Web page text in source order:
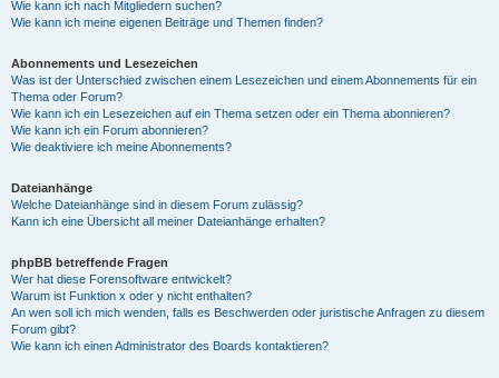
Wie kann ich nach Mitgliedern suchen?
Wie kann ich meine eigenen Beiträge und Themen finden?
Abonnements und Lesezeichen
Was ist der Unterschied zwischen einem Lesezeichen und einem Abonnements für ein
Thema oder Forum?
Wie kann ich ein Lesezeichen auf ein Thema setzen oder ein Thema abonnieren?
Wie kann ich ein Forum abonnieren?
Wie deaktiviere ich meine Abonnements?
Dateianhänge
Welche Dateianhänge sind in diesem Forum zulässig?
Kann ich eine Übersicht all meiner Dateianhänge erhalten?
phpBB betreffende Fragen
Wer hat diese Forensoftware entwickelt?
Warum ist Funktion x oder y nicht enthalten?
An wen soll ich mich wenden, falls es Beschwerden oder juristische Anfragen zu diesem
Forum gibt?
Wie kann ich einen Administrator des Boards kontaktieren?